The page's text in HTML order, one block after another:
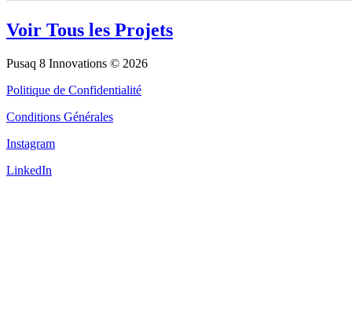
Voir Tous les Projets
Pusaq 8 Innovations © 2026
Politique de Confidentialité
Conditions Générales
Instagram
LinkedIn